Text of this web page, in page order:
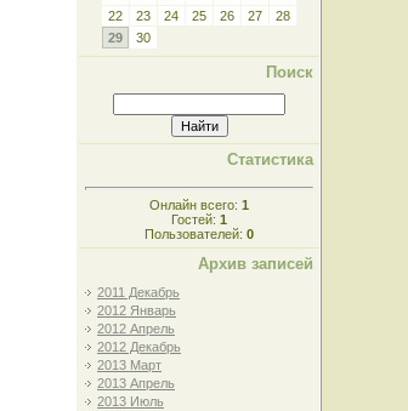
22
23 24 25 26 27
28
29
30
Поиск
Статистика
Онлайн всего: 1
Гостей: 1
Пользователей: 0
Архив записей
2011 Декабрь
2012 Январь
2012 Апрель
2012 Декабрь
2013 Март
2013 Апрель
2013 Июль